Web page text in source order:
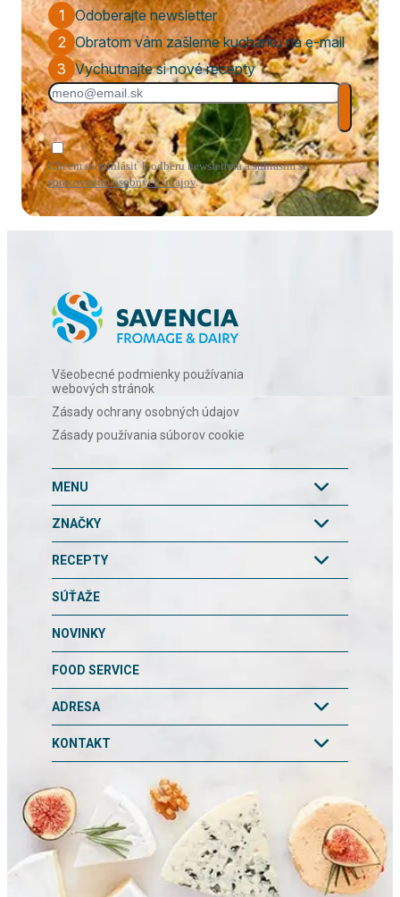
1 Odoberajte newsletter
2 Obratom vám zašleme kuchárku na e-mail
3 Vychutnajte si nové recepty
Chcem sa prihlásiť k odberu newslettera a súhlasím so
spracovaním osobných údajov.
Všeobecné podmienky používania
webových stránok
Zásady ochrany osobných údajov
Zásady používania súborov cookie
MENU
ZNAČKY
RECEPTY
SÚŤAŽE
NOVINKY
FOOD SERVICE
ADRESA
KONTAKT